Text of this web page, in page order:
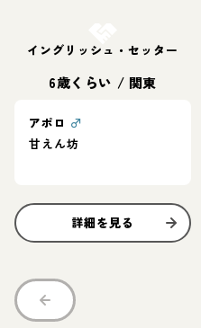
イングリッシュ・セッター
6歳くらい / 関東
アポロ ♂
甘えん坊
詳細を見る